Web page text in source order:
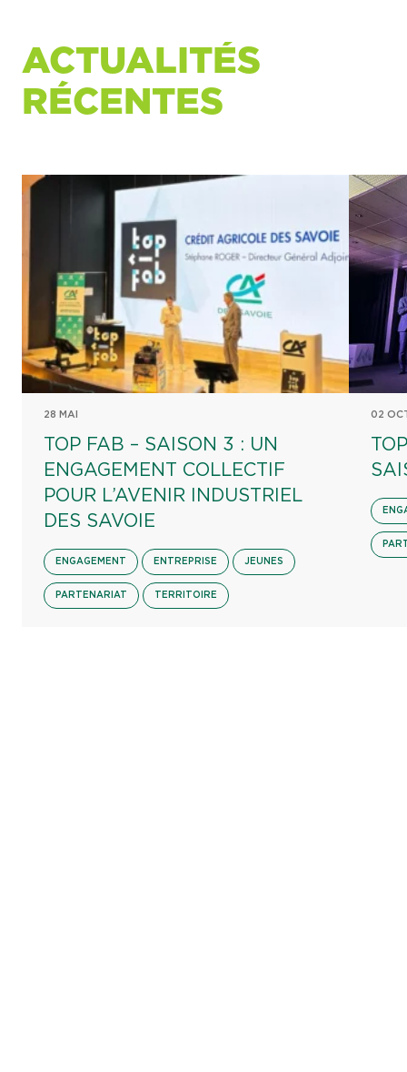
ACTUALITÉS
RÉCENTES
28 MAI
TOP FAB – SAISON 3 : UN
ENGAGEMENT COLLECTIF
POUR L’AVENIR INDUSTRIEL
DES SAVOIE
ENGAGEMENT ENTREPRISE JEUNES
PARTENARIAT TERRITOIRE
02